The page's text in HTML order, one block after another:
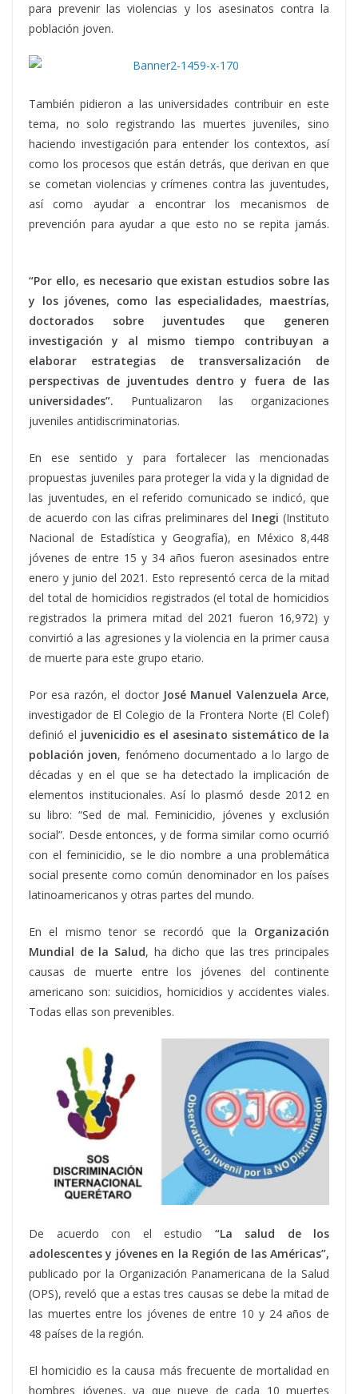
para prevenir las violencias y los asesinatos contra la
población joven.
También pidieron a las universidades contribuir en este
tema, no solo registrando las muertes juveniles, sino
haciendo investigación para entender los contextos, así
como los procesos que están detrás, que derivan en que
se cometan violencias y crímenes contra las juventudes,
así como ayudar a encontrar los mecanismos de
prevención para ayudar a que esto no se repita jamás.
“Por ello, es necesario que existan estudios sobre las
y los jóvenes, como las especialidades, maestrías,
doctorados sobre juventudes que generen
investigación y al mismo tiempo contribuyan a
elaborar estrategias de transversalización de
perspectivas de juventudes dentro y fuera de las
universidades”. Puntualizaron las organizaciones
juveniles antidiscriminatorias.
En ese sentido y para fortalecer las mencionadas
propuestas juveniles para proteger la vida y la dignidad de
las juventudes, en el referido comunicado se indicó, que
de acuerdo con las cifras preliminares del Inegi (Instituto
Nacional de Estadística y Geografía), en México 8,448
jóvenes de entre 15 y 34 años fueron asesinados entre
enero y junio del 2021. Esto representó cerca de la mitad
del total de homicidios registrados (el total de homicidios
registrados la primera mitad del 2021 fueron 16,972) y
convirtió a las agresiones y la violencia en la primer causa
de muerte para este grupo etario.
Por esa razón, el doctor José Manuel Valenzuela Arce,
investigador de El Colegio de la Frontera Norte (El Colef)
definió el juvenicidio es el asesinato sistemático de la
población joven, fenómeno documentado a lo largo de
décadas y en el que se ha detectado la implicación de
elementos institucionales. Así lo plasmó desde 2012 en
su libro: “Sed de mal. Feminicidio, jóvenes y exclusión
social”. Desde entonces, y de forma similar como ocurrió
con el feminicidio, se le dio nombre a una problemática
social presente como común denominador en los países
latinoamericanos y otras partes del mundo.
En el mismo tenor se recordó que la Organización
Mundial de la Salud, ha dicho que las tres principales
causas de muerte entre los jóvenes del continente
americano son: suicidios, homicidios y accidentes viales.
Todas ellas son prevenibles.
De acuerdo con el estudio “La salud de los
adolescentes y jóvenes en la Región de las Américas”,
publicado por la Organización Panamericana de la Salud
(OPS), reveló que a estas tres causas se debe la mitad de
las muertes entre los jóvenes de entre 10 y 24 años de
48 países de la región.
El homicidio es la causa más frecuente de mortalidad en
hombres jóvenes, ya que nueve de cada 10 muertes